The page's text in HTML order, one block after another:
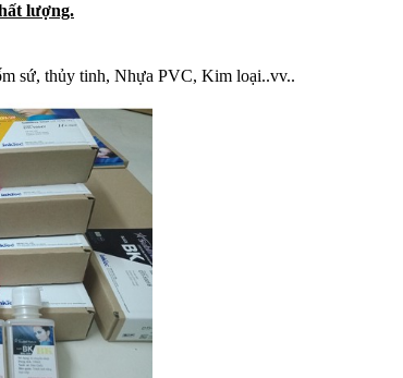
lượng.
sứ, thủy tinh, Nhựa PVC, Kim loại..vv..